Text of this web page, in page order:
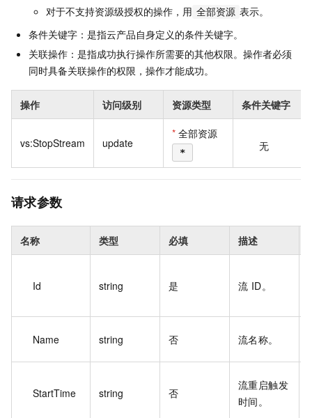
对于不支持资源级授权的操作，用 全部资源 表示。
条件关键字：是指云产品自身定义的条件关键字。
关联操作：是指成功执行操作所需要的其他权限。操作者必须
同时具备关联操作的权限，操作才能成功。
操作 访问级别 资源类型 条件关键字
vs:StopStream update
* 全部资源
* 无
请求参数
名称 类型 必填 描述
Id string 是 流 ID。
Name string 否 流名称。
StartTime string 否
流重启触发
时间。